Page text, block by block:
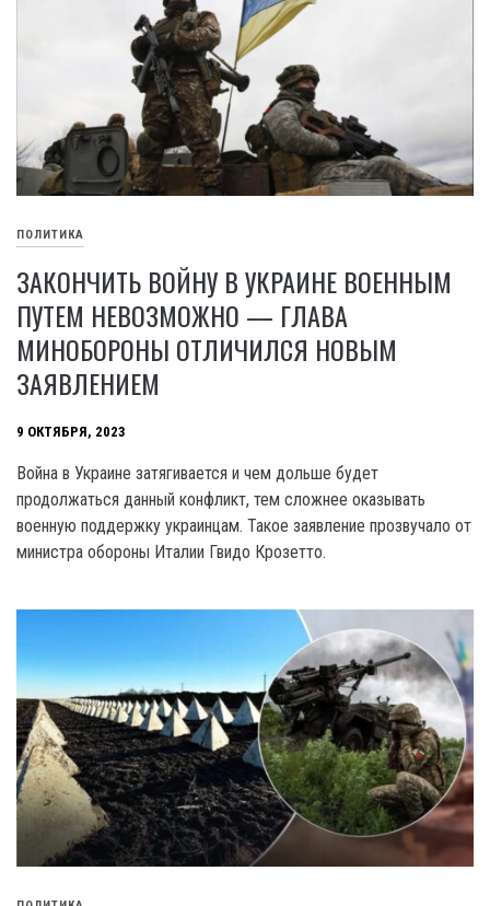
ПОЛИТИКА
ЗАКОНЧИТЬ ВОЙНУ В УКРАИНЕ ВОЕННЫМ
ПУТЕМ НЕВОЗМОЖНО — ГЛАВА
МИНОБОРОНЫ ОТЛИЧИЛСЯ НОВЫМ
ЗАЯВЛЕНИЕМ
9 ОКТЯБРЯ, 2023
Война в Украине затягивается и чем дольше будет
продолжаться данный конфликт, тем сложнее оказывать
военную поддержку украинцам. Такое заявление прозвучало от
министра обороны Италии Гвидо Крозетто.